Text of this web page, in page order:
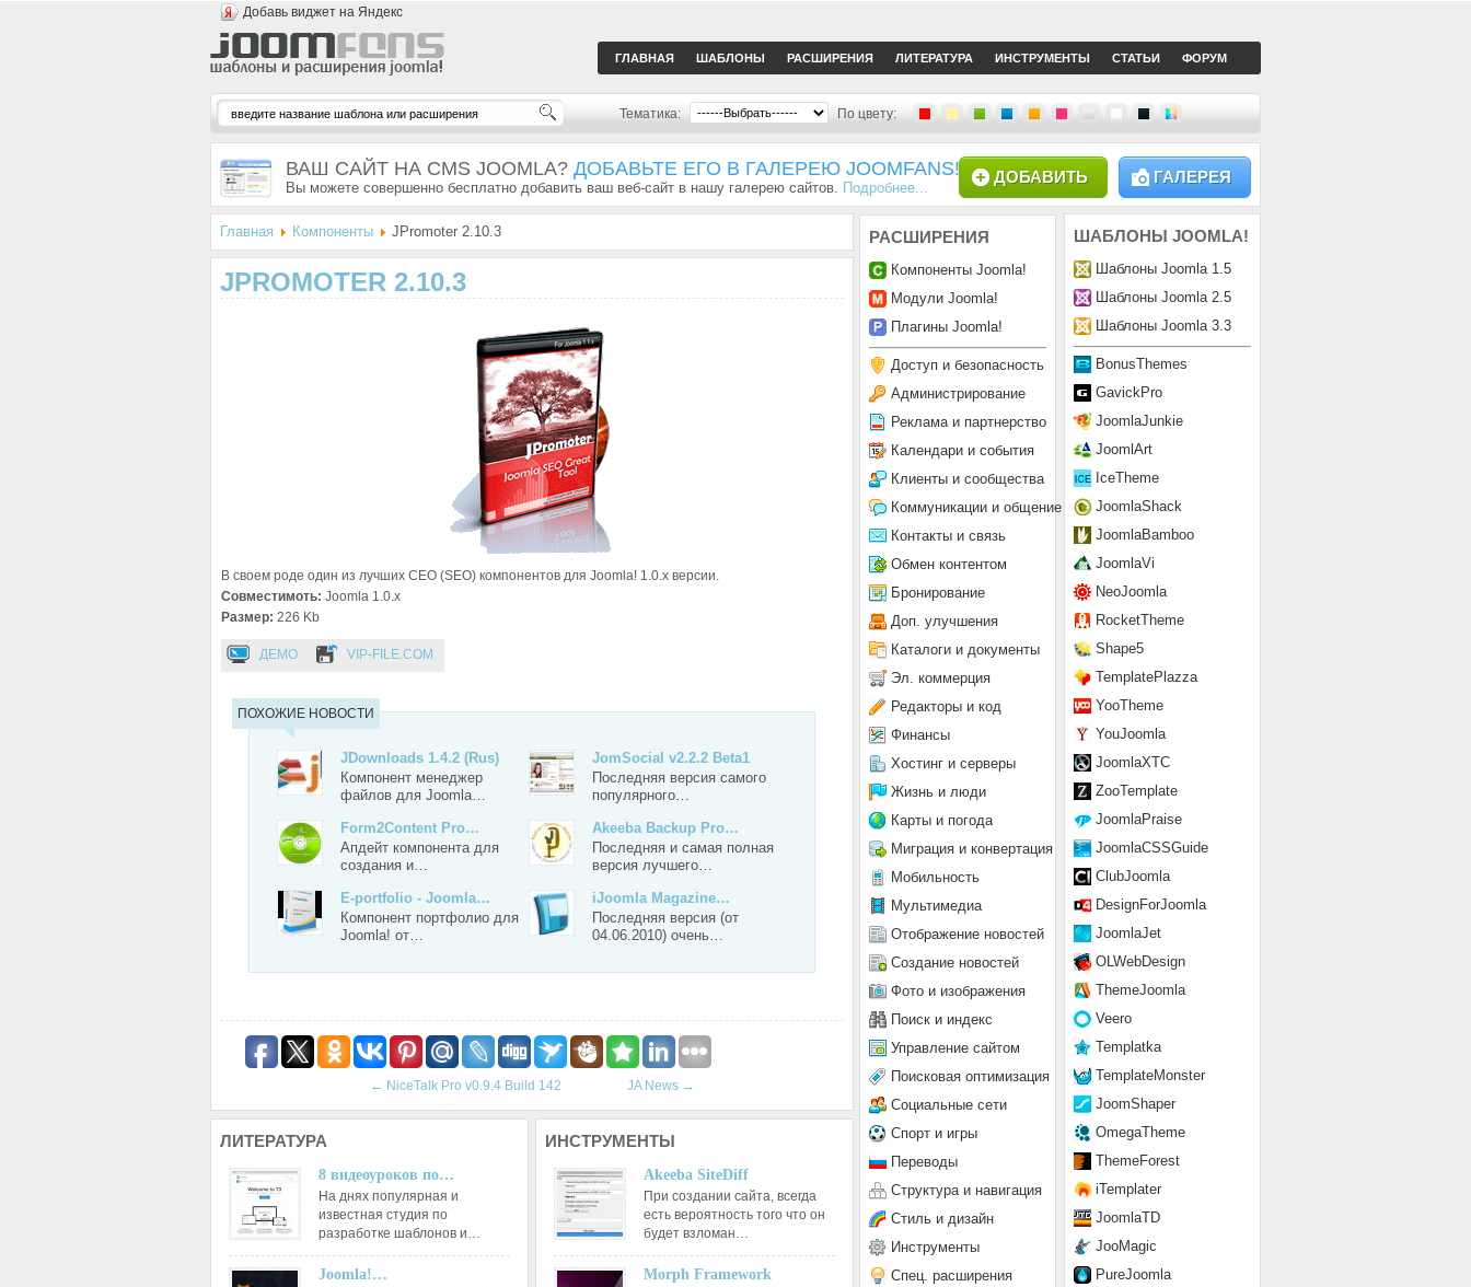
Добавь виджет на Яндекс
ГЛАВНАЯ ШАБЛОНЫ РАСШИРЕНИЯ ЛИТЕРАТУРА ИНСТРУМЕНТЫ СТАТЬИ ФОРУМ
Тематика: По цвету:
ВАШ САЙТ НА CMS JOOMLA? ДОБАВЬТЕ ЕГО В ГАЛЕРЕЮ JOOMFANS!
Вы можете совершенно бесплатно добавить ваш веб-сайт в нашу галерею сайтов. Подробнее...
ГАЛЕРЕЯ
ДОБАВИТЬ
Главная Компоненты JPromoter 2.10.3
JPROMOTER 2.10.3
В своем роде один из лучших СЕО (SEO) компонентов для Joomla! 1.0.x версии.
Совместимоть: Joomla 1.0.x
Размер: 226 Kb
ДЕМО VIP-FILE.COM
ПОХОЖИЕ НОВОСТИ
JDownloads 1.4.2 (Rus)
Компонент менеджер
файлов для Joomla…
JomSocial v2.2.2 Beta1
Последняя версия самого
популярного…
Form2Content Pro…
Апдейт компонента для
создания и…
Akeeba Backup Pro…
Последняя и самая полная
версия лучшего…
E-portfolio - Joomla…
Компонент портфолио для
Joomla! от…
iJoomla Magazine…
Последняя версия (от
04.06.2010) очень…
← NiceTalk Pro v0.9.4 Build 142 JA News →
ЛИТЕРАТУРА
8 видеоуроков по…
На днях популярная и
известная студия по
разработке шаблонов и…
Joomla!…
ИНСТРУМЕНТЫ
Akeeba SiteDiff
При создании сайта, всегда
есть вероятность того что он
будет взломан…
Morph Framework
ШАБЛОНЫ JOOMLA!
Шаблоны Joomla 1.5
Шаблоны Joomla 2.5
Шаблоны Joomla 3.3
BonusThemes
GavickPro
JoomlaJunkie
JoomlArt
IceTheme
JoomlaShack
JoomlaBamboo
JoomlaVi
NeoJoomla
RocketTheme
Shape5
TemplatePlazza
YooTheme
YouJoomla
JoomlaXTC
ZooTemplate
JoomlaPraise
JoomlaCSSGuide
ClubJoomla
DesignForJoomla
JoomlaJet
OLWebDesign
ThemeJoomla
Veero
Templatka
TemplateMonster
JoomShaper
OmegaTheme
ThemeForest
iTemplater
JoomlaTD
JooMagic
PureJoomla
РАСШИРЕНИЯ
Компоненты Joomla!
Модули Joomla!
Плагины Joomla!
Доступ и безопасность
Администрирование
Реклама и партнерство
Календари и события
Клиенты и сообщества
Коммуникации и общение
Контакты и связь
Обмен контентом
Бронирование
Доп. улучшения
Каталоги и документы
Эл. коммерция
Редакторы и код
Финансы
Хостинг и серверы
Жизнь и люди
Карты и погода
Миграция и конвертация
Мобильность
Мультимедиа
Отображение новостей
Создание новостей
Фото и изображения
Поиск и индекс
Управление сайтом
Поисковая оптимизация
Социальные сети
Спорт и игры
Переводы
Структура и навигация
Стиль и дизайн
Инструменты
Спец. расширения